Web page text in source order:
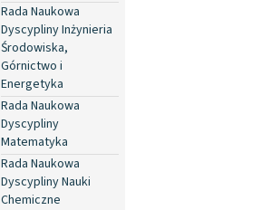
Rada Naukowa
Dyscypliny Inżynieria
Środowiska,
Górnictwo i
Energetyka
Rada Naukowa
Dyscypliny
Matematyka
Rada Naukowa
Dyscypliny Nauki
Chemiczne